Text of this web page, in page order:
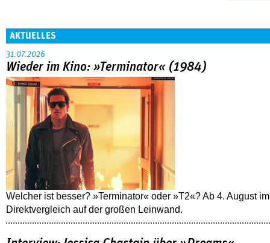
AKTUELLES
31.07.2026
Wieder im Kino: »Terminator« (1984)
Welcher ist besser? »Terminator« oder »T2«? Ab 4. August im
Direktvergleich auf der großen Leinwand.